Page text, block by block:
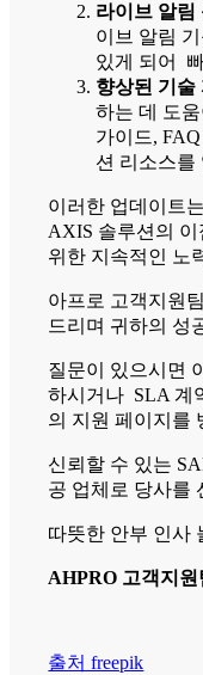
라이브 알림
이브 알림
있게 되어
향상된 기술
하는 데 도
가이드,
션 리소스를
이러한 업데이트
AXIS 솔루션의 이
위한 지속적인 노
아프로 고객지원
드리며 귀하의 성
질문이 있으시면
하시거나 SLA 계
의 지원 페이지를
신뢰할 수 있는
공 업체로 당사를
따뜻한 안부 인사
AHPRO 고객지원
출처 freepik